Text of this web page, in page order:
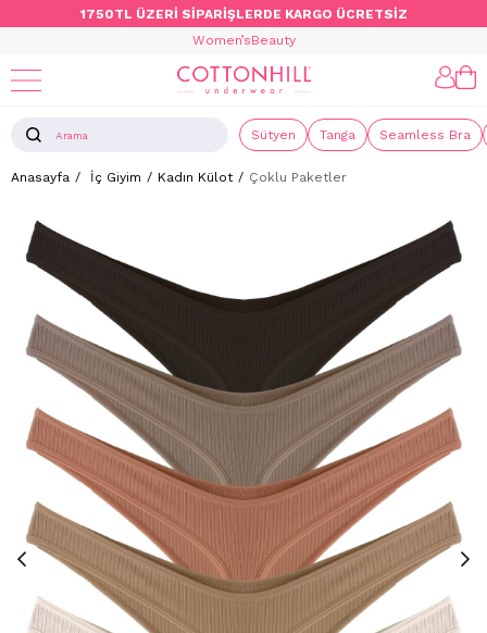
1750TL ÜZERİ SİPARİŞLERDE KARGO ÜCRETSİZ
Women’sBeauty
Sütyen Tanga Seamless Bra
Anasayfa İç Giyim Kadın Külot Çoklu Paketler